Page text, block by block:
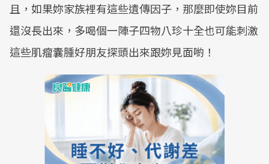
且，如果妳家族裡有這些遺傳因子，那麼即使妳目前
還沒長出來，多喝個一陣子四物八珍十全也可能刺激
這些肌瘤囊腫好朋友探頭出來跟妳見面喲！